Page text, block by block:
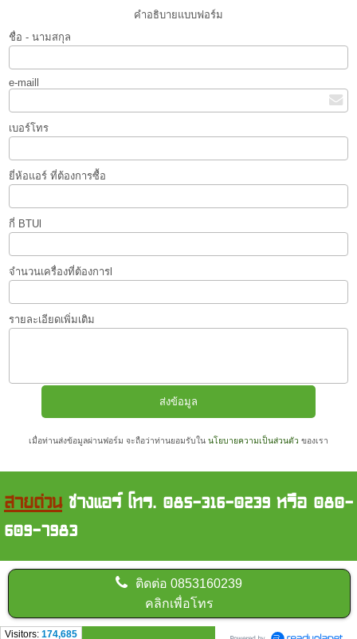
คำอธิบายแบบฟอร์ม
ชื่อ - นามสกุล
e-maill
เบอร์โทร
ยี่ห้อแอร์ ที่ต้องการซื้อ
กี่ BTUl
จำนวนเครื่องที่ต้องการl
รายละเอียดเพิ่มเติม
เมื่อท่านส่งข้อมูลผ่านฟอร์ม จะถือว่าท่านยอมรับในนโยบายความเป็นส่วนตัว ของเรา
สายด่วนช่างแอร์ โทร. 085-316-0239 หรือ 080-
609-7983
ติดต่อ0853160239
คลิกเพื่อโทร
Visitors: 174,685